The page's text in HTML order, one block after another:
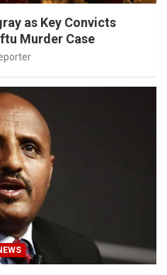
as Key Convicts
Murder Case